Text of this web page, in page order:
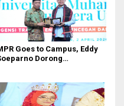
Goes to Campus, Eddy
Dorong
Terbarukan